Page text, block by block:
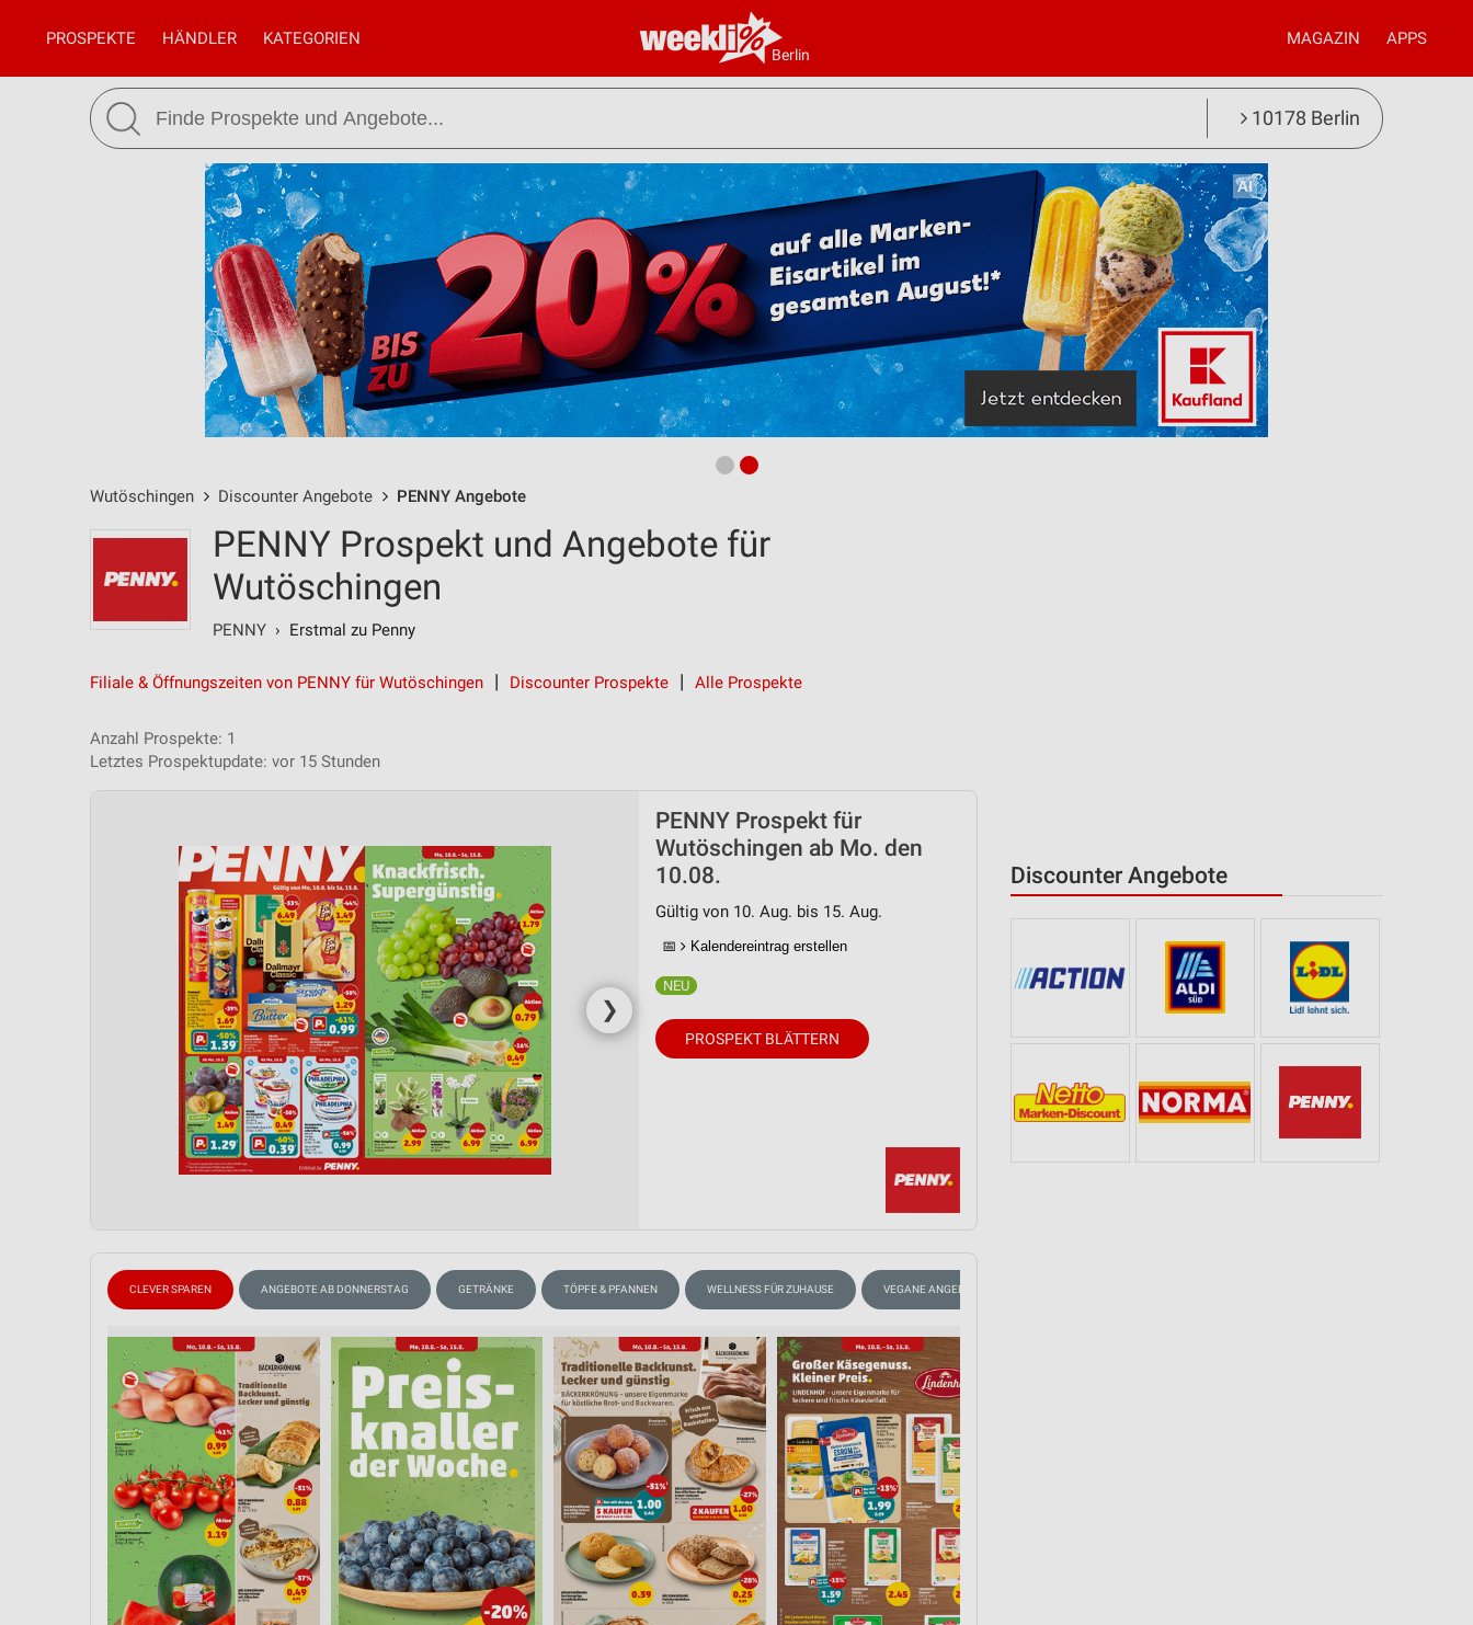
Berlin
PROSPEKTE HÄNDLER KATEGORIEN MAGAZIN APPS
10178 Berlin
Wutöschingen Discounter Angebote PENNY Angebote
Discounter Angebote
PENNY Prospekt und Angebote für
Wutöschingen
PENNY › Erstmal zu Penny
Filiale & Öffnungszeiten von PENNY für Wutöschingen Discounter Prospekte Alle Prospekte
Anzahl Prospekte: 1
Letztes Prospektupdate: vor 15 Stunden
❯
PENNY Prospekt für
Wutöschingen ab Mo. den
10.08.
Gültig von 10. Aug. bis 15. Aug.
📅 Kalendereintrag erstellen
PROSPEKT BLÄTTERN
CLEVER SPAREN ANGEBOTE AB DONNERSTAG GETRÄNKE TÖPFE & PFANNEN WELLNESS FÜR ZUHAUSE VEGANE ANGEBOTE